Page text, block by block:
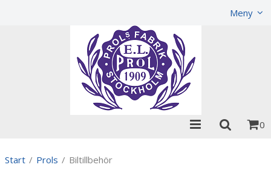
Meny
0
Start / Prols / Biltillbehör